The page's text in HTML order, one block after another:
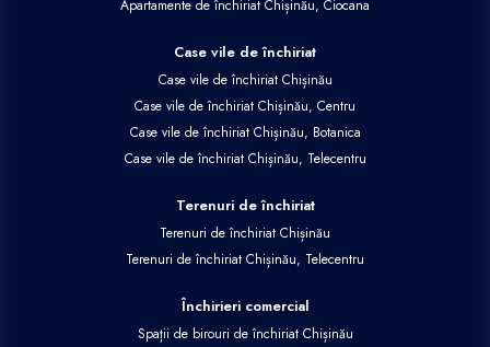
Terenuri de închiriat Chișinău, Telecentru
Închirieri comercial
Spații de birouri de închiriat Chișinău
Spații de birouri de închiriat Chișinău, Centru
Spații comerciale de închiriat Chișinău
Spații industriale de închiriat Sîngera
Vânzări proprietăți speciale
Proprietăți speciale de vânzare Chișinău